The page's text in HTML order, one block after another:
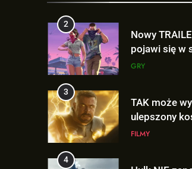
3
TAK może
ulepszony
„AVENGERS:
FILMY
4
Hulk NIE
Parker to
FILMY
5